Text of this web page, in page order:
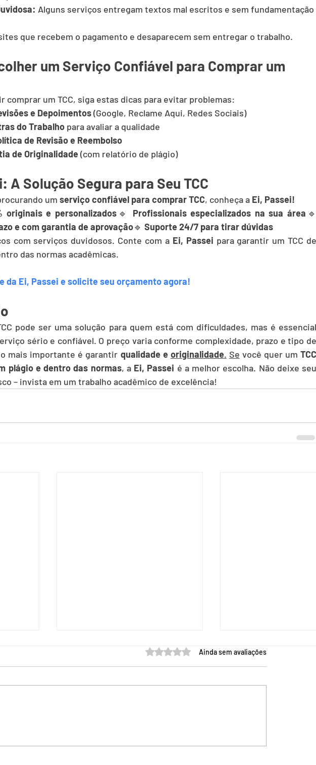
Alguns serviços entregam textos mal escritos e sem fundamentação
que recebem o pagamento e desaparecem sem entregar o trabalho.
um Serviço Confiável para Comprar um
comprar um TCC, siga estas dicas para evitar problemas:
e Depoimentos (Google, Reclame Aqui, Redes Sociais)
do Trabalho para avaliar a qualidade
de Revisão e Reembolso
de Originalidade (com relatório de plágio)
A Solução Segura para Seu TCC
um serviço confiável para comprar TCC, conheça a Ei, Passei!
originais e personalizados🔹 Profissionais especializados na sua área
e com garantia de aprovação🔹 Suporte 24/7 para tirar dúvidas
com serviços duvidosos. Conte com a Ei, Passei para garantir um TCC
das normas acadêmicas.
da Ei, Passei e solicite seu orçamento agora!
pode ser uma solução para quem está com dificuldades, mas é essencial
sério e confiável. O preço varia conforme complexidade, prazo e tipo de
mais importante é garantir qualidade e originalidade. Se você quer um
plágio e dentro das normas, a Ei, Passei é a melhor escolha. Não deixe seu
– invista em um trabalho acadêmico de excelência!
Cote em quanto tempo você
conseguirá se formar
Avaliado com 0 de 5 estrelas.
Ainda sem avaliações